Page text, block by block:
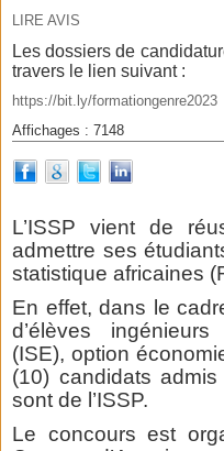
LIRE AVIS
Les dossiers de
travers le lien suivant :
https://bit.ly/formationgenre2023
Affichages : 7148
L’ISSP vient de
admettre ses
statistique africaines
En effet, dans le
d’élèves
(ISE), option
(10) candidats
sont de l’ISSP.
Le concours est